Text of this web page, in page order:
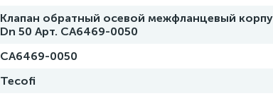
Клапан обратный осевой межфланцевый
Dn 50 Арт. CA6469-0050
CA6469-0050
Tecofi